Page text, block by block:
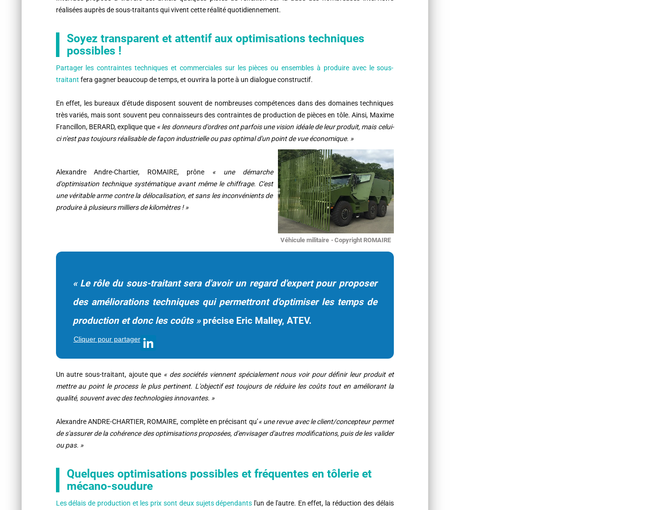
réalisées auprès de sous-traitants qui vivent cette réalité quotidiennement.
Soyez transparent et attentif aux optimisations techniques
possibles !
Partager les contraintes techniques et commerciales sur les pièces ou ensembles à produire avec le sous-
traitant fera gagner beaucoup de temps, et ouvrira la porte à un dialogue constructif.
En effet, les bureaux d'étude disposent souvent de nombreuses compétences dans des domaines techniques
très variés, mais sont souvent peu connaisseurs des contraintes de production de pièces en tôle. Ainsi, Maxime
Francillon, BERARD, explique que « les donneurs d'ordres ont parfois une vision idéale de leur produit, mais celui-
ci n'est pas toujours réalisable de façon industrielle ou pas optimal d'un point de vue économique. »
Véhicule militaire -Copyright ROMAIRE
Alexandre Andre-Chartier, ROMAIRE, prône « une démarche
d'optimisation technique systématique avant même le chiffrage. C'est
une véritable arme contre la délocalisation, et sans les inconvénients de
produire à plusieurs milliers de kilomètres ! »
« Le rôle du sous-traitant sera d'avoir un regard d'expert pour proposer
des améliorations techniques qui permettront d'optimiser les temps de
production et donc les coûts »précise Eric Malley, ATEV.
Cliquer pour partager
Un autre sous-traitant, ajoute que « des sociétés viennent spécialement nous voir pour définir leur produit et
mettre au point le process le plus pertinent. L'objectif est toujours de réduire les coûts tout en améliorant la
qualité, souvent avec des technologies innovantes. »
Alexandre ANDRE-CHARTIER, ROMAIRE, complète en précisant qu’« une revue avec le client/concepteur permet
de s'assurer de la cohérence des optimisations proposées, d'envisager d'autres modifications, puis de les valider
ou pas. »
Quelques optimisations possibles et fréquentes en tôlerie et
mécano-soudure
Les délais de production et les prix sont deux sujets dépendants l'un de l'autre. En effet, la réduction des délais